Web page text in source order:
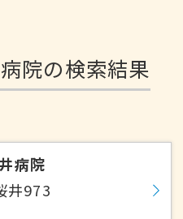
院の検索結果
病院
井973